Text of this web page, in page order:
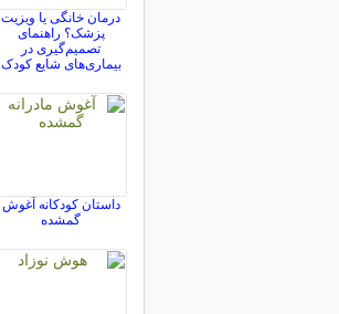
درمان خانگی یا ویزیت
پزشک؟ راهنمای
تصمیم‌گیری در
بیماری‌های شایع کودک
داستان کودکانه آغوش
گمشده